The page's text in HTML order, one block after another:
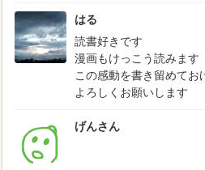
はる
読書好きです
漫画もけっこう読みます
この感動を書き留めてお
よろしくお願いします
げんさん